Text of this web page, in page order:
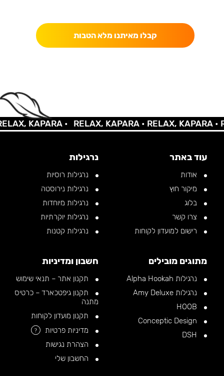
קבלו מאיתנו מלא הטבות
KAPARA • RELAX, KAPARA •RELAX, KAPARA •
עוד באתר
אודות
מיקור חוץ
בלוג
צרו קשר
רישום למועדון לקוחות
נרגילות
נרגילות רוסיות
נרגילות נירוסטה
נרגילות מיוחדות
נרגילות יוקרתיות
נרגילות קטנות
מתוגים מובילים
נרגילות Alpha Hookah
נרגילות Amy Deluxe
חשבון ומדיניות
תקנון אתר – תנאי שימוש
תקנון גיפטכארד – כרטיס
מתנה
תקנון מועדון לקוחות
מדיניות פרטיות
?
הצהרת נגישות
החשבון שלי